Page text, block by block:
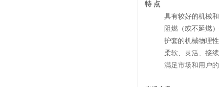
特 点
具有较好的机械和
阻燃（或不延燃）
护套的机械物理性
柔软、灵活、接续
满足市场和用户的